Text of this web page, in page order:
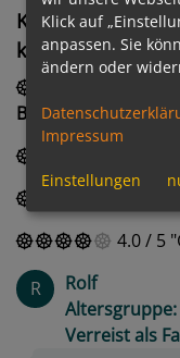
kreuzfahrten.de
Buchung
4.0/ 5
R
Rolf
Altersgruppe:
Verreist als
Klick auf
anpassen. Sie
ändern oder
Impressum
Einstellungen